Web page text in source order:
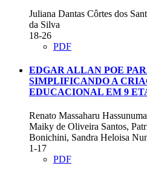
Juliana Dantas Côrtes dos
da Silva
18-26
PDF
EDGAR ALLAN POE
SIMPLIFICANDO A
EDUCACIONAL EM 9
Renato Massaharu
Maiky de Oliveira Santos,
Bonichini, Sandra Heloisa
1-17
PDF